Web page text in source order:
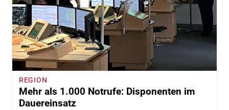
REGION
Mehr als 1.000 Notrufe: Disponenten im
Dauereinsatz